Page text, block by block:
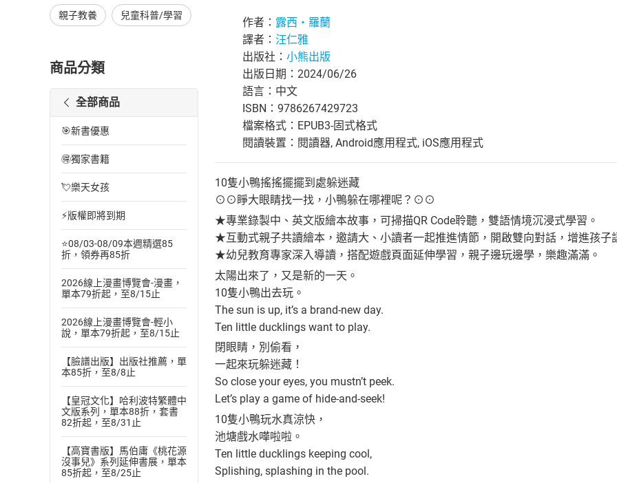
親子教養 兒童科普/學習
商品分類
全部商品
🎯新書優惠
🉐獨家書籍
💘樂天女孩
⚡版權即將到期
⭐08/03-08/09本週精選85
折，領券再85折
2026線上漫畫博覽會-漫畫，
單本79折起，至8/15止
2026線上漫畫博覽會-輕小
說，單本79折起，至8/15止
【臉譜出版】出版社推薦，單
本85折，至8/8止
【皇冠文化】哈利波特繁體中
文版系列，單本88折，套書
82折起，至8/31止
【高寶書版】馬伯庸《桃花源
沒事兒》系列延伸書展，單本
85折起，至8/25止
作者： 露西‧羅蘭
譯者： 汪仁雅
出版社： 小熊出版
出版日期：2024/06/26
語言：中文
ISBN：9786267429723
檔案格式：EPUB3-固式格式
閱讀裝置：閱讀器, Android應用程式, iOS應用程式
10隻小鴨搖搖擺擺到處躲迷藏
⊙⊙睜大眼睛找一找，小鴨躲在哪裡呢？⊙⊙
★專業錄製中、英文版繪本故事，可掃描QR Code聆聽，雙語情境沉浸式學習。
★互動式親子共讀繪本，邀請大、小讀者一起推進情節，開啟雙向對話，增進孩子
★幼兒教育專家深入導讀，搭配遊戲頁面延伸學習，親子邊玩邊學，樂趣滿滿。
太陽出來了，又是新的一天。
10隻小鴨出去玩。
The sun is up, it’s a brand-new day.
Ten little ducklings want to play.
閉眼睛，別偷看，
一起來玩躲迷藏！
So close your eyes, you mustn’t peek.
Let’s play a game of hide-and-seek!
10隻小鴨玩水真涼快，
池塘戲水嘩啦啦。
Ten little ducklings keeping cool,
Splishing, splashing in the pool.